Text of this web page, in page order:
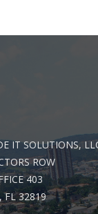
IT SOLUTIONS,
ROW
403
FL 32819